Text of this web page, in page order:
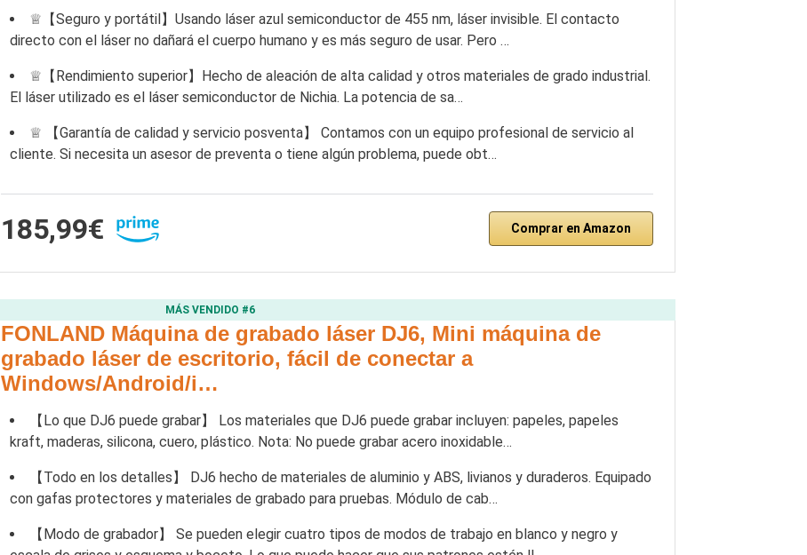
♕【Seguro y portátil】Usando láser azul semiconductor de 455 nm, láser invisible. El contacto
directo con el láser no dañará el cuerpo humano y es más seguro de usar. Pero …
♕【Rendimiento superior】Hecho de aleación de alta calidad y otros materiales de grado industrial.
El láser utilizado es el láser semiconductor de Nichia. La potencia de sa…
♕ 【Garantía de calidad y servicio posventa】 Contamos con un equipo profesional de servicio al
cliente. Si necesita un asesor de preventa o tiene algún problema, puede obt…
185,99€ Comprar en Amazon
MÁS VENDIDO #6
FONLAND Máquina de grabado láser DJ6, Mini máquina de
grabado láser de escritorio, fácil de conectar a
Windows/Android/i…
【Lo que DJ6 puede grabar】 Los materiales que DJ6 puede grabar incluyen: papeles, papeles
kraft, maderas, silicona, cuero, plástico. Nota: No puede grabar acero inoxidable…
【Todo en los detalles】 DJ6 hecho de materiales de aluminio y ABS, livianos y duraderos. Equipado
con gafas protectores y materiales de grabado para pruebas. Módulo de cab…
【Modo de grabador】 Se pueden elegir cuatro tipos de modos de trabajo en blanco y negro y